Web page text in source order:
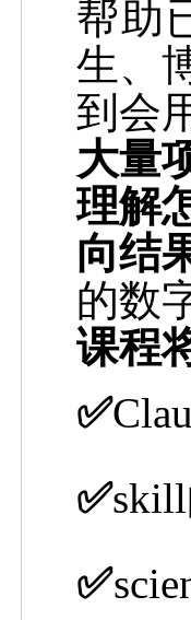
帮助
生、
到会
大量
理解
向结
的数
课程
✅
✅skill
✅